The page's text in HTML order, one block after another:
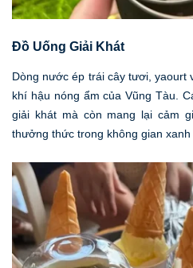
Đồ Uống Giải Khát
Dòng nước ép trái cây tươi, yaourt
khí hậu nóng ẩm của Vũng Tàu.
giải khát mà còn mang lại cảm
thưởng thức trong không gian xanh